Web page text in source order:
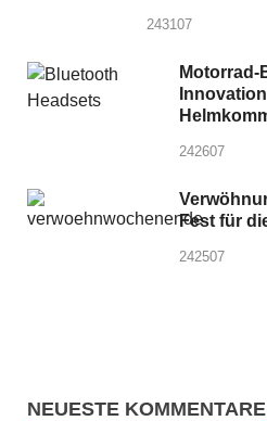
243107
Motorrad-
242607
Fest für
242507
NEUESTE KOMMENTARE